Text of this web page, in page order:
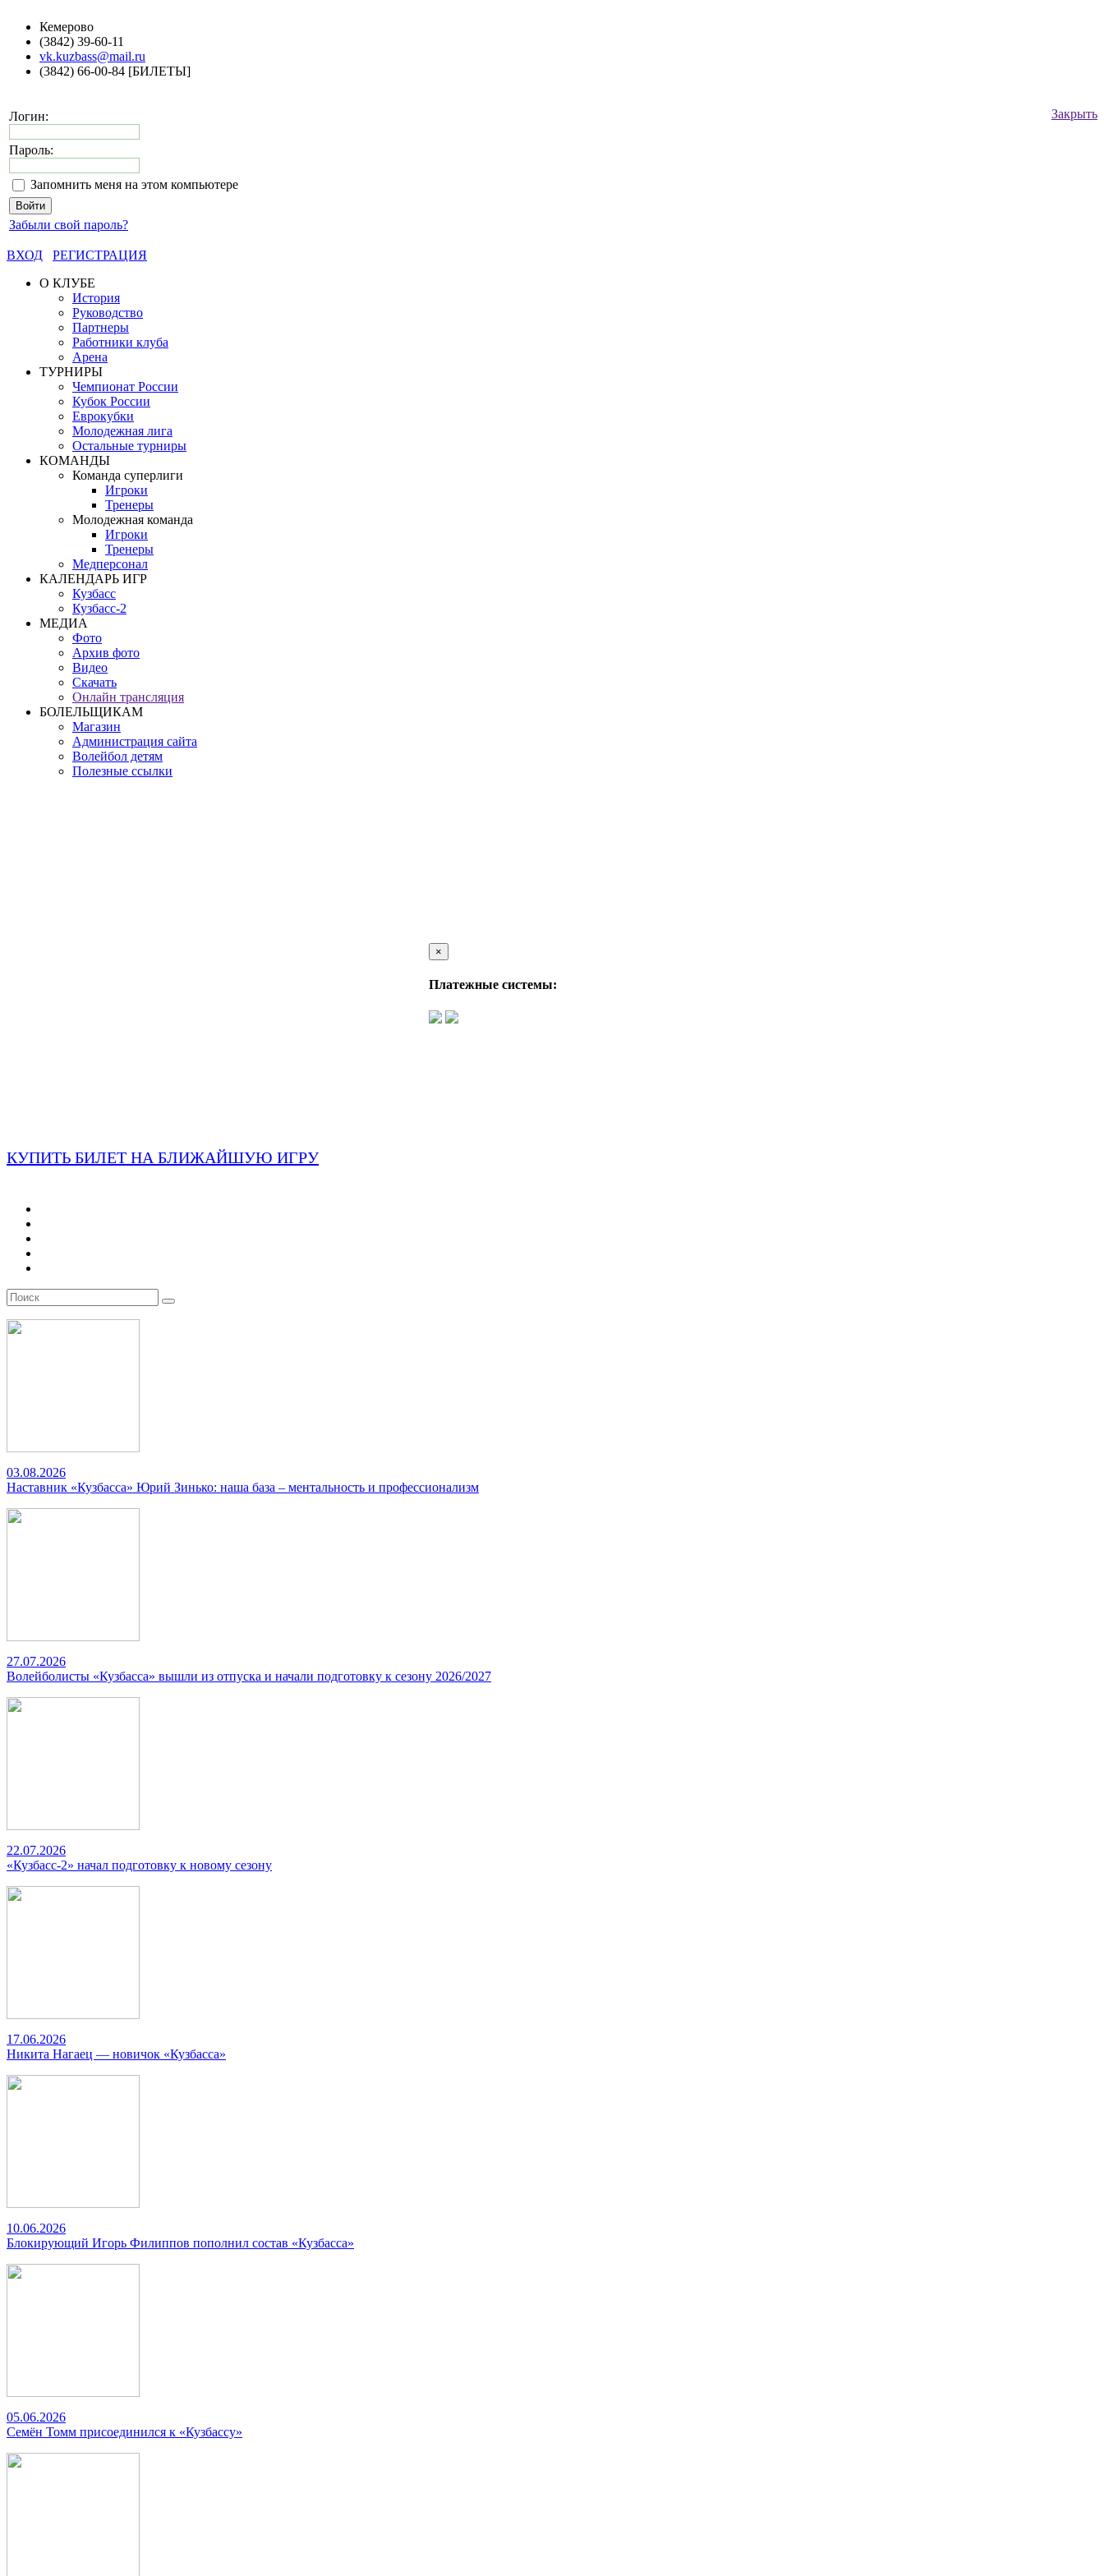
Кемерово
(3842) 39-60-11
vk.kuzbass@mail.ru
(3842) 66-00-84 [БИЛЕТЫ]
Закрыть
Логин:
Пароль:
Запомнить меня на этом компьютере
Забыли свой пароль?
ВХОД
РЕГИСТРАЦИЯ
О КЛУБЕ
История
Руководство
Партнеры
Работники клуба
Арена
ТУРНИРЫ
Чемпионат России
Кубок России
Еврокубки
Молодежная лига
Остальные турниры
КОМАНДЫ
Команда суперлиги
Игроки
Тренеры
Молодежная команда
Игроки
Тренеры
Медперсонал
КАЛЕНДАРЬ ИГР
Кузбасс
Кузбасс-2
МЕДИА
Фото
Архив фото
Видео
Скачать
Онлайн трансляция
БОЛЕЛЬЩИКАМ
Магазин
Администрация сайта
Волейбол детям
Полезные ссылки
×
Платежные системы:
КУПИТЬ БИЛЕТ НА БЛИЖАЙШУЮ ИГРУ
03.08.2026
Наставник «Кузбасса» Юрий Зинько: наша база – ментальность и профессионализм
27.07.2026
Волейболисты «Кузбасса» вышли из отпуска и начали подготовку к сезону 2026/2027
22.07.2026
«Кузбасс-2» начал подготовку к новому сезону
17.06.2026
Никита Нагаец — новичок «Кузбасса»
10.06.2026
Блокирующий Игорь Филиппов пополнил состав «Кузбасса»
05.06.2026
Семён Томм присоединился к «Кузбассу»